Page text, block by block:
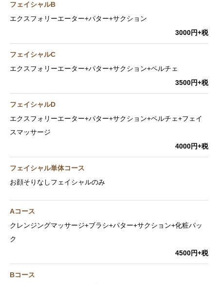
フェイシャルB
エクスフォリーエーター+パター+サクション
3000円+税
フェイシャルC
エクスフォリーエーター+パター+サクション+ペルチェ
3500円+税
フェイシャルD
エクスフォリーエーター+パター+サクション+ペルチェ+フェイ
スマッサージ
4000円+税
フェイシャル単体コース
お顔そりなしフェイシャルのみ
Aコース
クレンジングマッサージ+ブラシ+パター+サクション+化粧パッ
ク
4500円+税
Bコース